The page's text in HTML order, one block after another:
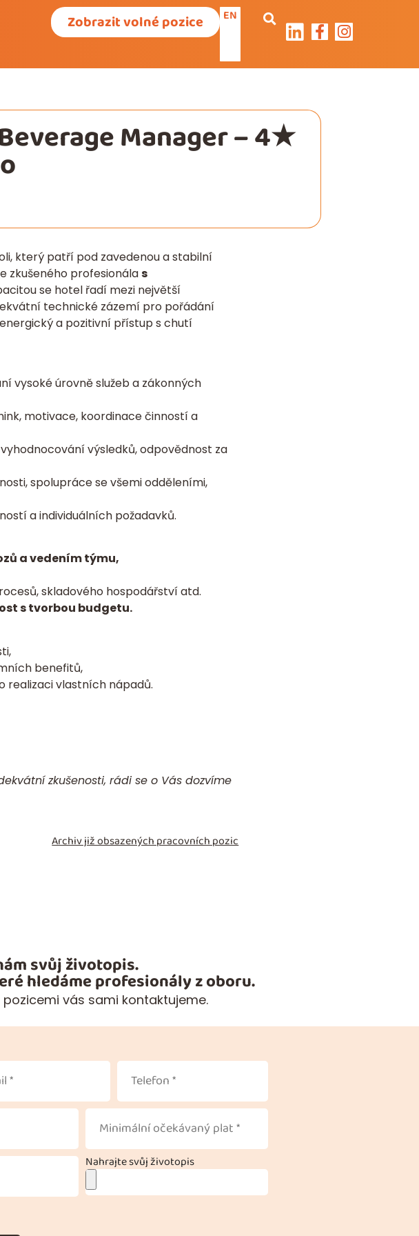
Zobrazit volné pozice EN
Manager – 4★
který patří pod zavedenou a stabilní
zkušeného profesionálas
se hotel řadí mezi největší
technické zázemí pro pořádání
a pozitivní přístup s chutí
vysoké úrovně služeb a zákonných
motivace, koordinace činností a
výsledků, odpovědnost za
spolupráce se všemi odděleními,
a individuálních požadavků.
a vedením týmu,
skladového hospodářství atd.
s tvorbou budgetu.
benefitů,
realizaci vlastních nápadů.
zkušenosti, rádi se o Vás dozvíme
Archiv již obsazených pracovních pozic
svůj životopis.
hledáme profesionály z oboru.
vás sami kontaktujeme.
Nahrajte svůj životopis